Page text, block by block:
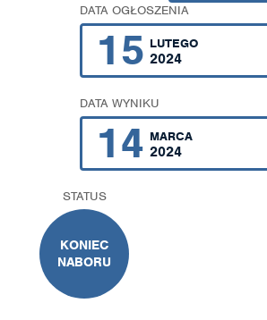
DATA OGŁOSZENIA
15 LUTEGO
2024
DATA WYNIKU
14 MARCA
2024
STATUS
KONIEC
NABORU